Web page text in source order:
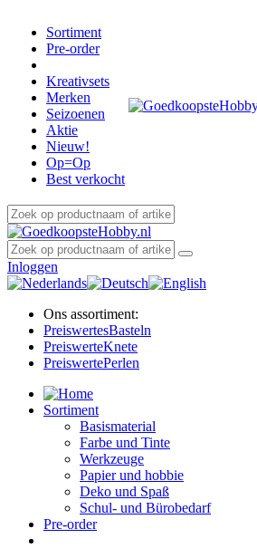
Sortiment
Pre-order
Kreativsets
Merken
Seizoenen
Aktie
Nieuw!
Op=Op
Best verkocht
Inloggen
Ons assortiment:
PreiswertesBasteln
PreiswerteKnete
PreiswertePerlen
Sortiment
Basismaterial
Farbe und Tinte
Werkzeuge
Papier und hobbie
Deko und Spaß
Schul- und Bürobedarf
Pre-order